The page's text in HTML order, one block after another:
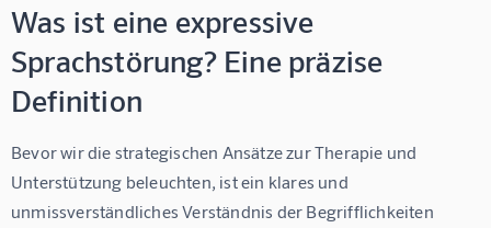
Was ist eine expressive
Sprachstörung? Eine präzise
Definition
Bevor wir die strategischen Ansätze zur Therapie und
Unterstützung beleuchten, ist ein klares und
unmissverständliches Verständnis der Begrifflichkeiten